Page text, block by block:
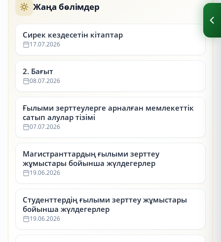
Жаңа бөлімдер
Сирек кездесетін кітаптар
17.07.2026
2. Бағыт
08.07.2026
Ғылыми зерттеулерге арналған мемлекеттік
сатып алулар тізімі
07.07.2026
Магистранттардың ғылыми зерттеу
жұмыстары бойынша жүлдегерлер
19.06.2026
Студенттердің ғылыми зерттеу жұмыстары
бойынша жүлдегерлер
19.06.2026